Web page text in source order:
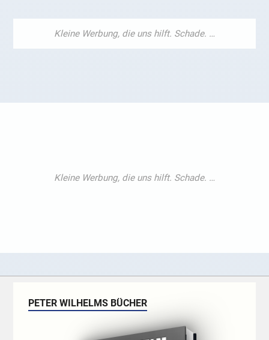
PETER WILHELMS BÜCHER